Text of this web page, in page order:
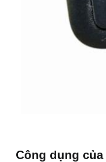
Công dụng của